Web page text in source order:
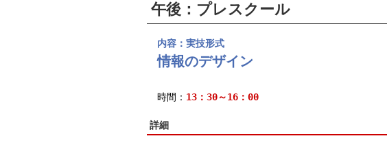
午後：プレスクール
内容：実技形式
情報のデザイン
時間： 13：30～16：00
詳細